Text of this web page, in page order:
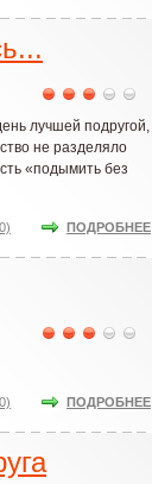
лучшей подругой,
не разделяло
«подымить без
ПОДРОБНЕЕ
ПОДРОБНЕЕ